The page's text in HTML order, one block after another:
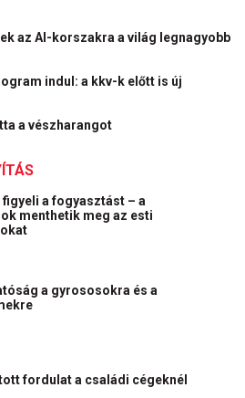
az AI-korszakra a világ legnagyobb
indul: a kkv-k előtt is új
a vészharangot
figyeli a fogyasztást – a
menthetik meg az esti
a gyrososokra és a
fordulat a családi cégeknél